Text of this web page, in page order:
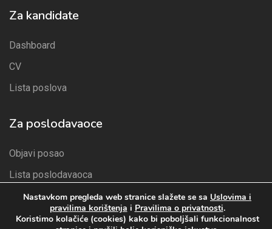
Za kandidate
Dashboard
CV
Lista poslova
Za poslodavaoce
Objavi posao
Lista poslodavaoca
Paketi
Lista kandidata
Nastavkom pregleda web stranice slažete se sa Uslovima i
pravilima korištenja i Pravilima o privatnosti.
Koristimo kolačiće (cookies) kako bi poboljšali funkcionalnost